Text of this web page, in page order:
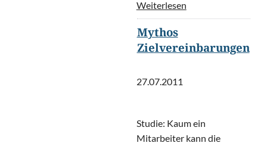
Weiterlesen
Mythos
Zielvereinbarungen
27.07.2011
Studie: Kaum ein
Mitarbeiter kann die